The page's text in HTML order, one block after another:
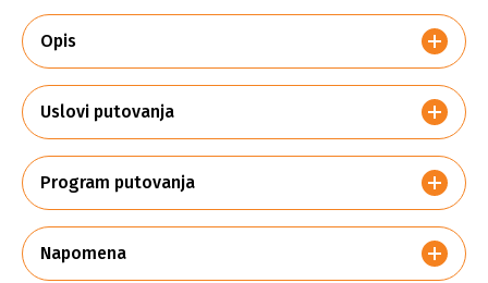
Opis
Uslovi putovanja
Program putovanja
Napomena